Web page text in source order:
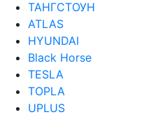
ТАНГСТОУН
ATLAS
HYUNDAI
Black Horse
TESLA
TOPLA
UPLUS